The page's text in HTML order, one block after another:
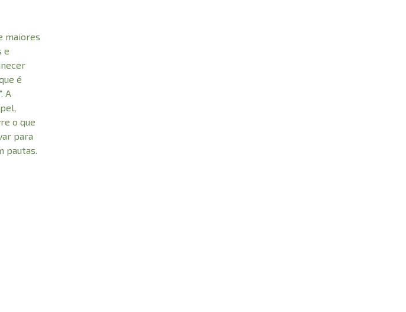
maiores
e
é
A
o que
para
pautas.